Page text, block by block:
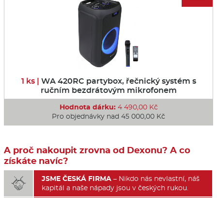
1 ks | WA 420RC partybox, řečnický systém s
ručním bezdrátovým mikrofonem
Hodnota dárku:4 490,00 Kč
Pro objednávky nad 45 000,00 Kč
A proč nakoupit zrovna od Dexonu? A co
získáte navíc?
 JSME ČESKÁ FIRMA – Nikdo nás nevlastní, náš
kapitál a naše nápady jsou v českých rukou.